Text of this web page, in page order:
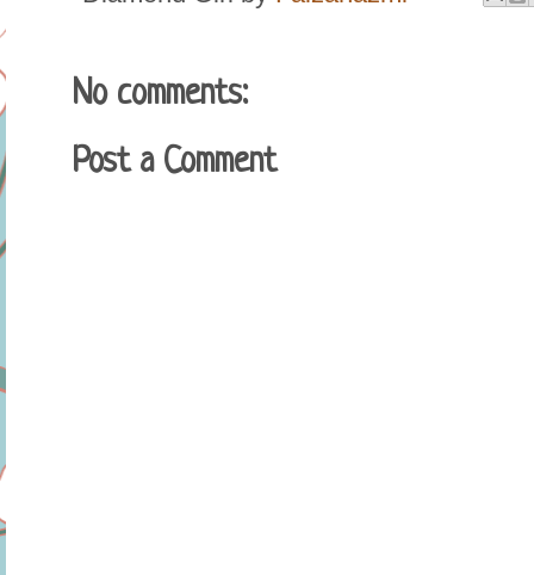
No comments:
Post a Comment